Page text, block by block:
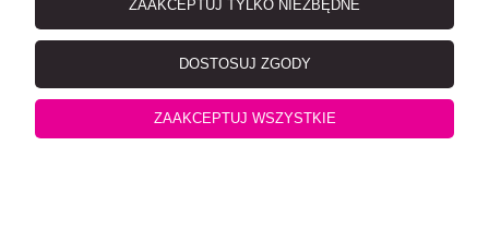
ZAAKCEPTUJ TYLKO NIEZBĘDNE
DOSTOSUJ ZGODY
ZAAKCEPTUJ WSZYSTKIE